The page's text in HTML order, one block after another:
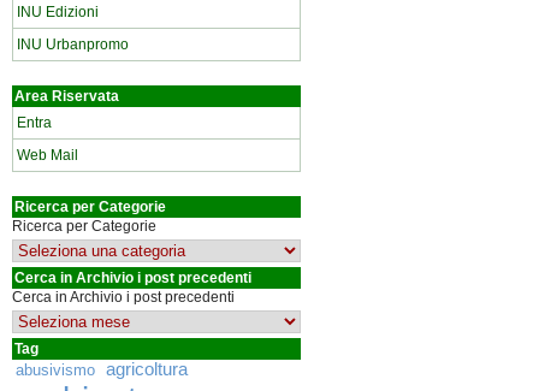
INU Edizioni
INU Urbanpromo
Area Riservata
Entra
Web Mail
Ricerca per Categorie
Ricerca per Categorie
Cerca in Archivio i post precedenti
Cerca in Archivio i post precedenti
Tag
abusivismo agricoltura